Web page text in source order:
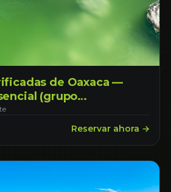
de Oaxaca —
(grupo
Reservar ahora →